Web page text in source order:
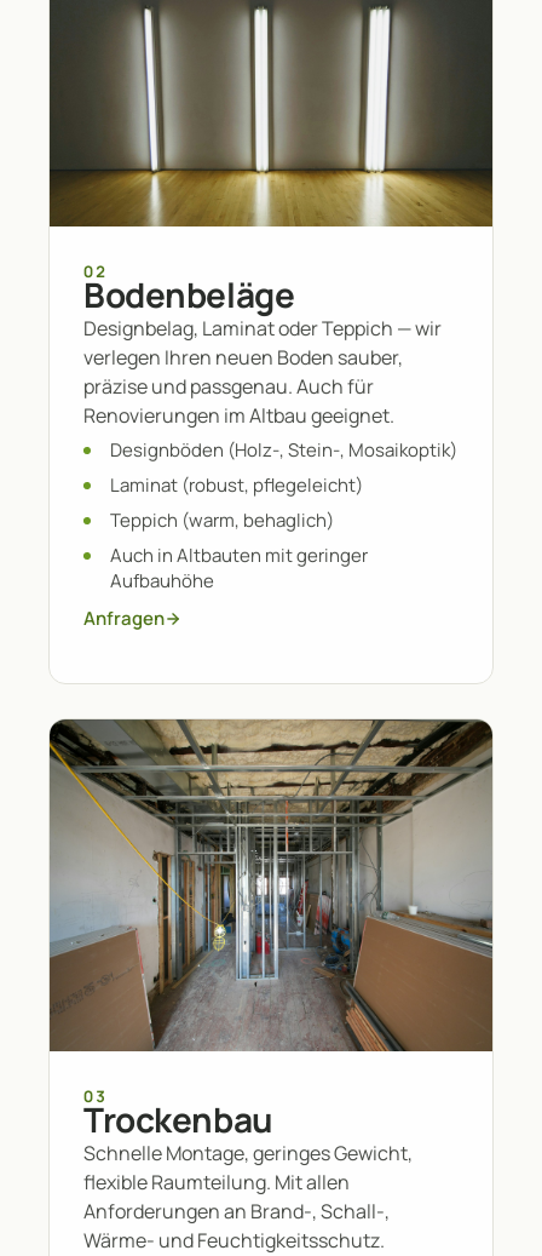
02
Bodenbeläge
Designbelag, Laminat oder Teppich — wir
verlegen Ihren neuen Boden sauber,
präzise und passgenau. Auch für
Renovierungen im Altbau geeignet.
Designböden (Holz-, Stein-, Mosaikoptik)
Laminat (robust, pflegeleicht)
Teppich (warm, behaglich)
Auch in Altbauten mit geringer
Aufbauhöhe
Anfragen
03
Trockenbau
Schnelle Montage, geringes Gewicht,
flexible Raumteilung. Mit allen
Anforderungen an Brand-, Schall-,
Wärme- und Feuchtigkeitsschutz.